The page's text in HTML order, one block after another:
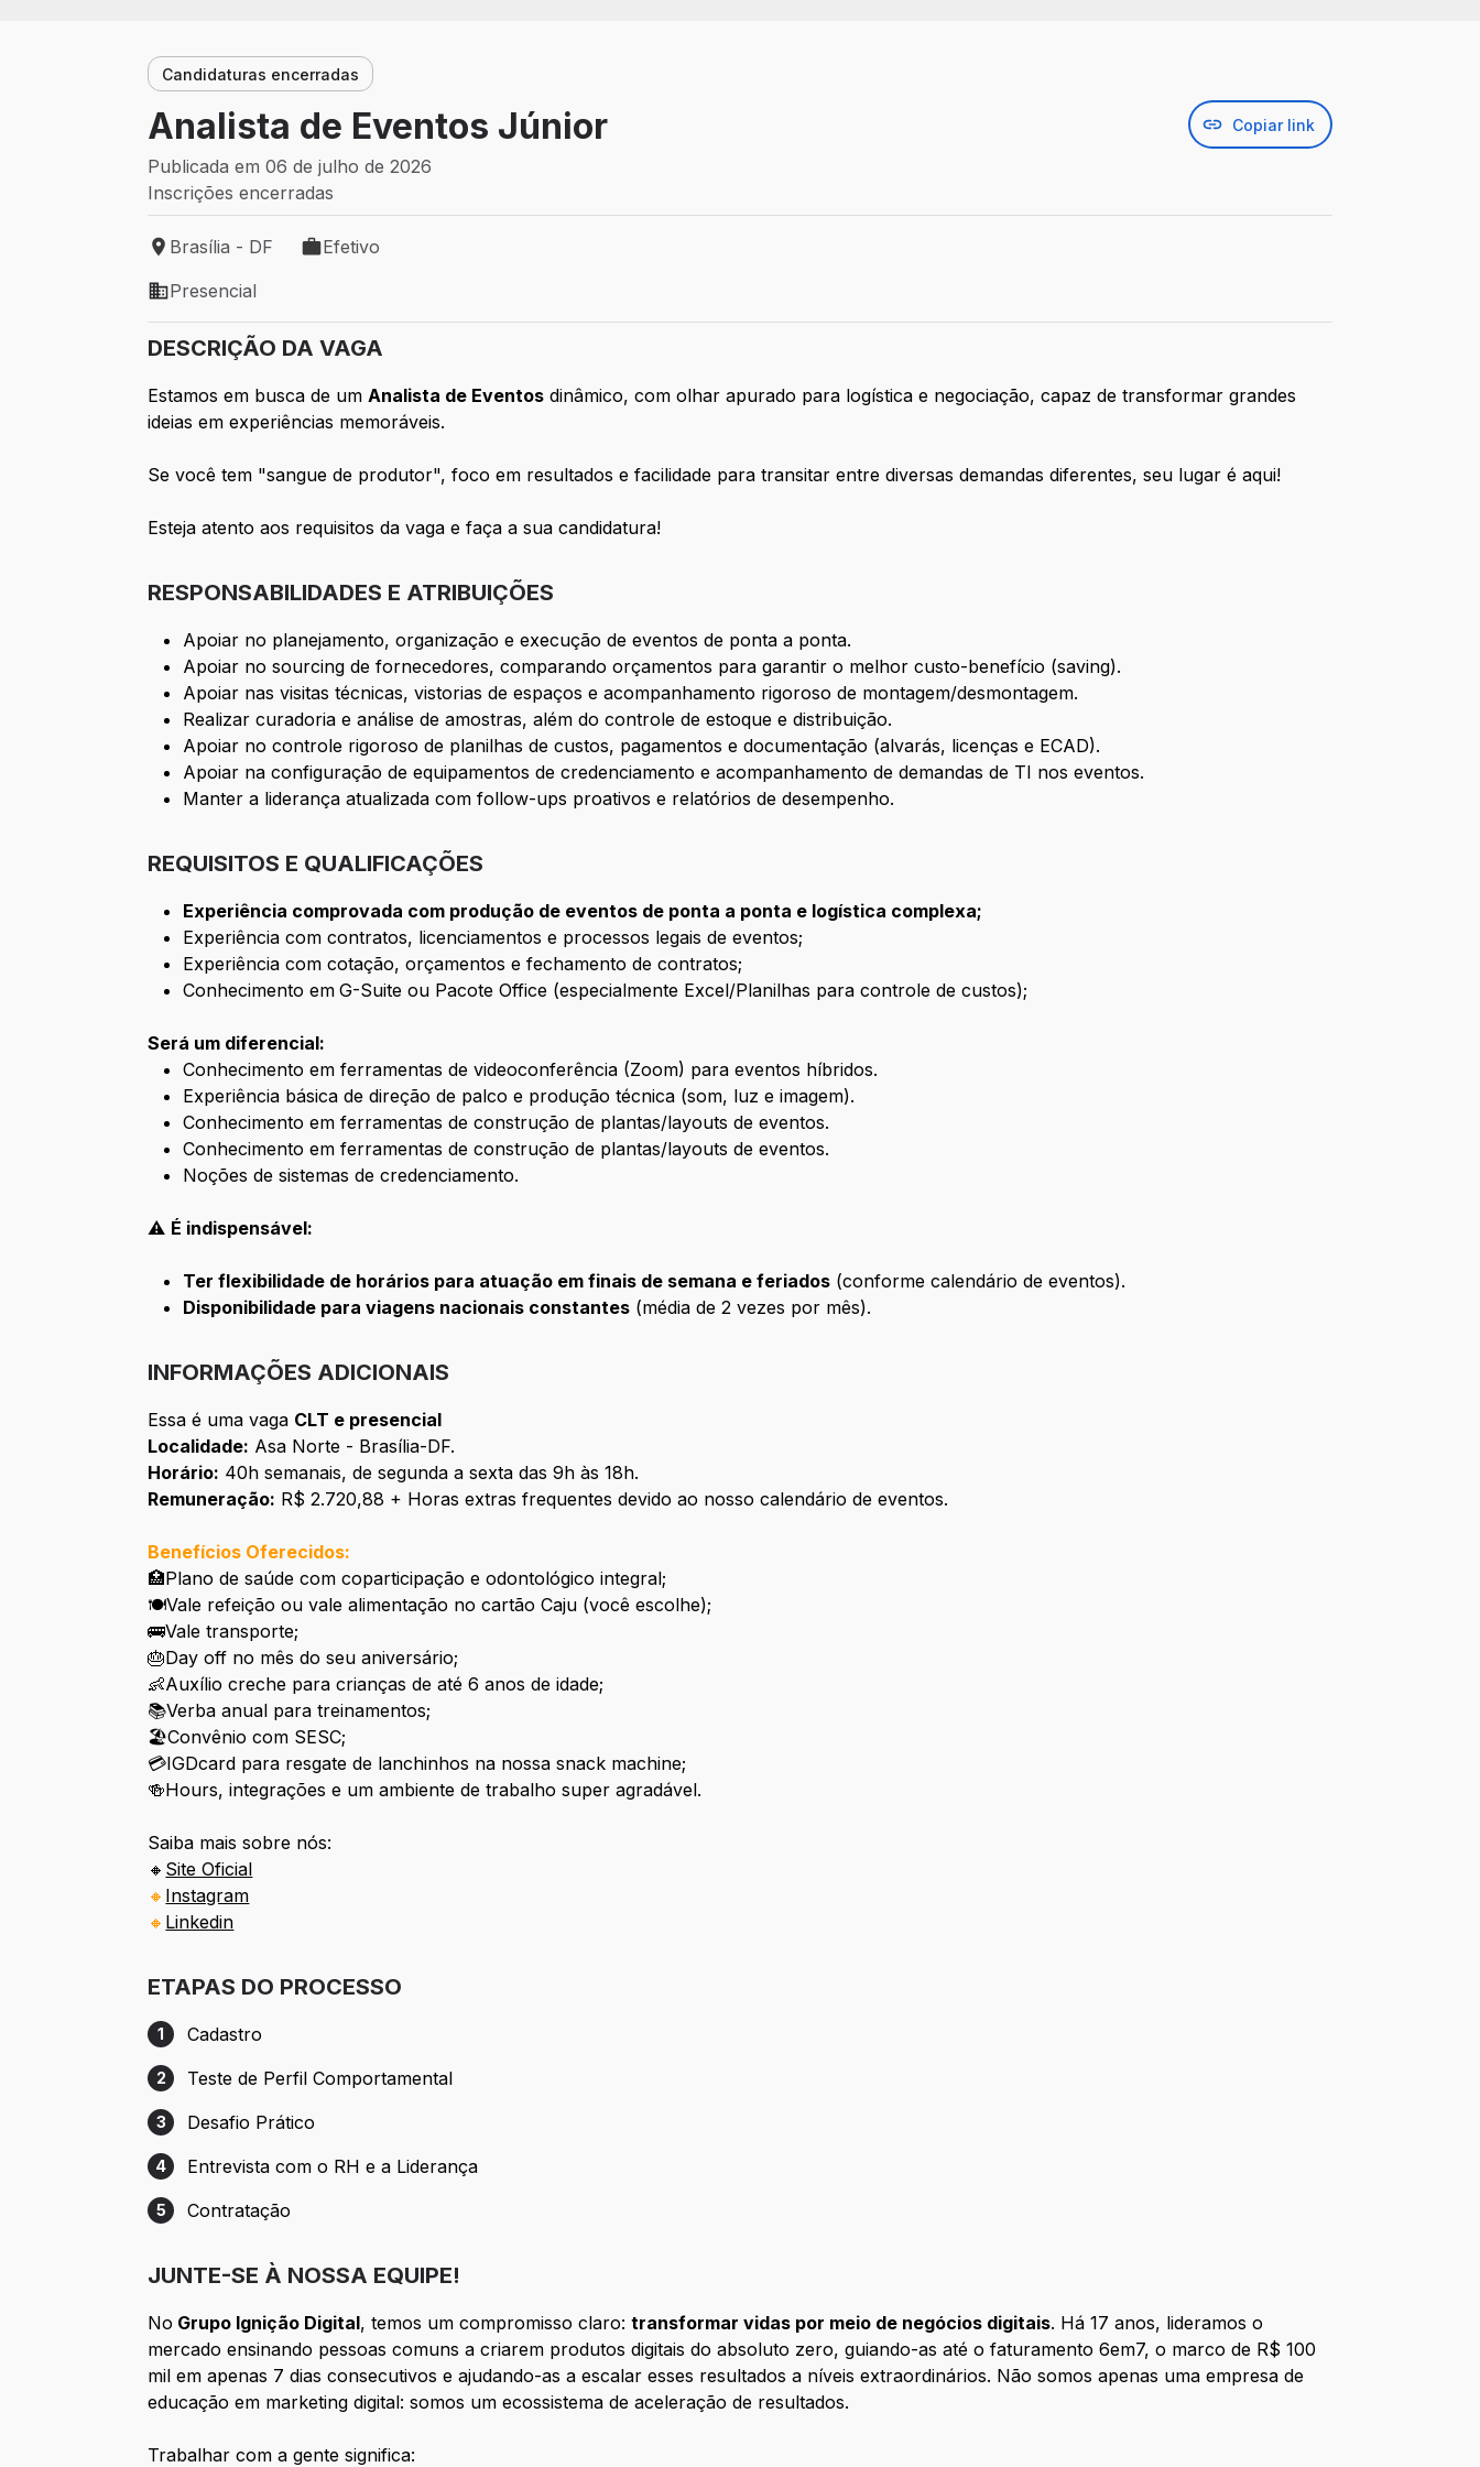
Candidaturas encerradas
Analista de Eventos Júnior Copiar link
Publicada em 06 de julho de 2026
Inscrições encerradas
Local de trabalho: Brasília - DF
Brasília - DF
Tipo de vaga: Efetivo
Efetivo
Modelo de trabalho: Presencial
Presencial
DESCRIÇÃO DA VAGA
Estamos em busca de umAnalista de Eventos dinâmico, com olhar apurado para logística e negociação, capaz de transformar grandes
ideias em experiências memoráveis.
Se você tem "sangue de produtor", foco em resultados e facilidade para transitar entre diversas demandas diferentes, seu lugar é aqui!
Esteja atento aos requisitos da vaga e faça a sua candidatura!
RESPONSABILIDADES E ATRIBUIÇÕES
Apoiar no planejamento, organização e execução de eventos de ponta a ponta.
Apoiar no sourcing de fornecedores, comparando orçamentos para garantir o melhor custo-benefício (saving).
Apoiar nas visitas técnicas, vistorias de espaços e acompanhamento rigoroso de montagem/desmontagem.
Realizar curadoria e análise de amostras, além do controle de estoque e distribuição.
Apoiar no controle rigoroso de planilhas de custos, pagamentos e documentação (alvarás, licenças e ECAD).
Apoiar na configuração de equipamentos de credenciamento e acompanhamento de demandas de TI nos eventos.
Manter a liderança atualizada com follow-ups proativos e relatórios de desempenho.
REQUISITOS E QUALIFICAÇÕES
Experiência comprovada com produção de eventos de ponta a ponta e logística complexa;
Experiência com contratos, licenciamentos e processos legais de eventos;
Experiência com cotação, orçamentos e fechamento de contratos;
Conhecimento em G-Suite ou Pacote Office (especialmente Excel/Planilhas para controle de custos);
Será um diferencial:
Conhecimento em ferramentas de videoconferência (Zoom) para eventos híbridos.
Experiência básica de direção de palco e produção técnica (som, luz e imagem).
Conhecimento em ferramentas de construção de plantas/layouts de eventos.
Conhecimento em ferramentas de construção de plantas/layouts de eventos.
Noções de sistemas de credenciamento.
⚠️ É indispensável:
Ter flexibilidade de horários para atuação em finais de semana e feriados (conforme calendário de eventos).
Disponibilidade para viagens nacionais constantes (média de 2 vezes por mês).
INFORMAÇÕES ADICIONAIS
Essa é uma vaga CLT e presencial
Localidade: Asa Norte - Brasília-DF.
Horário: 40h semanais, de segunda a sexta das 9h às 18h.
Remuneração: R$ 2.720,88 + Horas extras frequentes devido ao nosso calendário de eventos.
Benefícios Oferecidos:
🏥Plano de saúde com coparticipação e odontológico integral;
🍽️Vale refeição ou vale alimentação no cartão Caju (você escolhe);
🚌Vale transporte;
🎂Day off no mês do seu aniversário;
👶Auxílio creche para crianças de até 6 anos de idade;
📚Verba anual para treinamentos;
🏖️Convênio com SESC;
💳IGDcard para resgate de lanchinhos na nossa snack machine;
🍻Hours, integrações e um ambiente de trabalho super agradável.
Saiba mais sobre nós:
🔸 Site Oficial
🔸 Instagram
🔸 Linkedin
ETAPAS DO PROCESSO
Etapa 1: Cadastro
1 Cadastro
Etapa 2: Teste de Perfil Comportamental
2 Teste de Perfil Comportamental
Etapa 3: Desafio Prático
3 Desafio Prático
Etapa 4: Entrevista com o RH e a Liderança
4 Entrevista com o RH e a Liderança
Etapa 5: Contratação
5 Contratação
JUNTE-SE À NOSSA EQUIPE!
No Grupo Ignição Digital, temos um compromisso claro:transformar vidas por meio de negócios digitais. Há 17 anos, lideramos o
mercado ensinando pessoas comuns a criarem produtos digitais do absoluto zero, guiando-as até o faturamento 6em7, o marco de R$ 100
mil em apenas 7 dias consecutivos e ajudando-as a escalar esses resultados a níveis extraordinários. Não somos apenas uma empresa de
educação em marketing digital: somos um ecossistema de aceleração de resultados.
Trabalhar com a gente significa: